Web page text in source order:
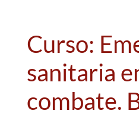
Curso:
sanitaria
combate.